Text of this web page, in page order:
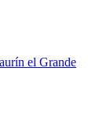
el Grande